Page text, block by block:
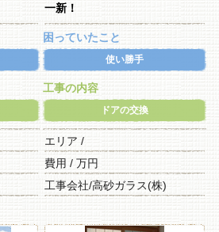
一新！
困っていたこと
使い勝手
工事の内容
ドアの交換
エリア /
費用 / 万円
工事会社/高砂ガラス(株)